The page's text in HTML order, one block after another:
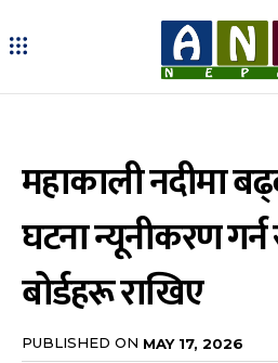
महाकाली नदीमा
घटना न्यूनीकरण
बोर्डहरू राखिए
PUBLISHED ON MAY 17, 2026